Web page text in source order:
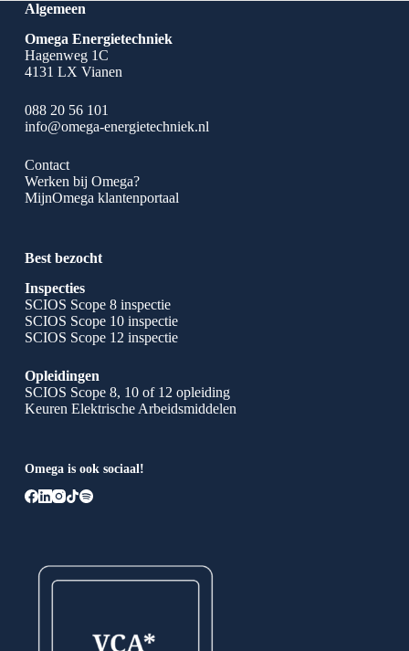
Algemeen
Omega Energietechniek
Hagenweg 1C
4131 LX Vianen
088 20 56 101
info@omega-energietechniek.nl
Contact
Werken bij Omega?
MijnOmega klantenportaal
Best bezocht
Inspecties
SCIOS Scope 8 inspectie
SCIOS Scope 10 inspectie
SCIOS Scope 12 inspectie
Opleidingen
SCIOS Scope 8, 10 of 12 opleiding
Keuren Elektrische Arbeidsmiddelen
Omega is ook sociaal!